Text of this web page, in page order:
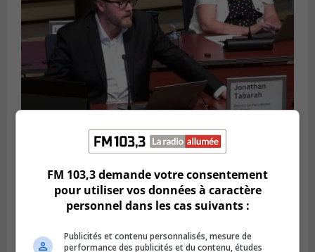
Publié le 4 août 2026 à 08h28
Longueuil demande de reporter une
élection partielle
FM 103,3 demande votre consentement
pour utiliser vos données à caractère
personnel dans les cas suivants :
Publicités et contenu personnalisés, mesure de
performance des publicités et du contenu, études